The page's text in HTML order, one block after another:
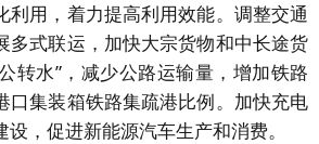
利用，着力提高利用效能。调整交通
多式联运，加快大宗货物和中长途货
转水”，减少公路运输量，增加铁路
口集装箱铁路集疏港比例。加快充电
，促进新能源汽车生产和消费。